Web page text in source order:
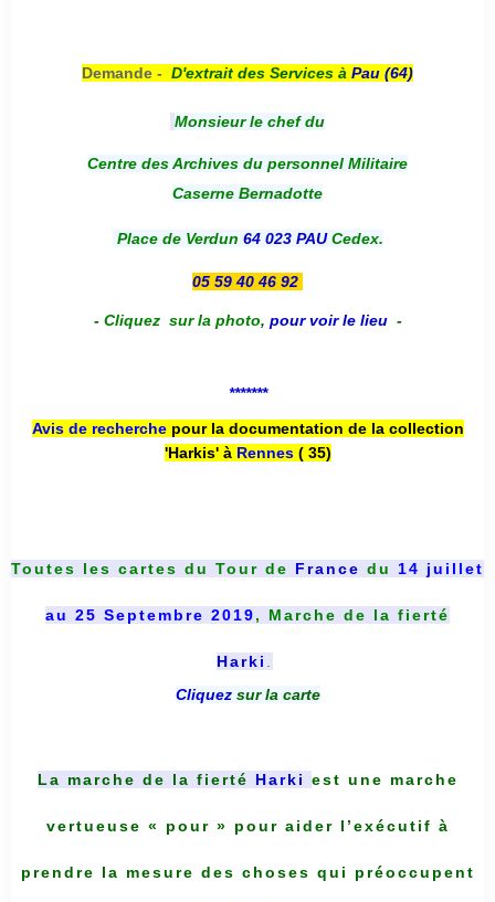
Demande - D'extrait des Services à Pau (64)
Monsieur le chef du
Centre des Archives du personnel Militaire
Caserne Bernadotte
Place de Verdun 64 023 PAUCedex.
05 59 40 46 92
- Cliquez sur la photo, pour voir le lieu -
*******
Avis de recherche pour la documentation de la collection
'Harkis' à Rennes( 35)
Toutes les cartes du Tour de France du 14 juillet
au 25 Septembre 2019, Marche de la fierté
Harki
Cliquez sur la carte
La marche de la fierté Harki est une marche
vertueuse « pour » pour aider l’exécutif à
prendre la mesure des choses qui préoccupent